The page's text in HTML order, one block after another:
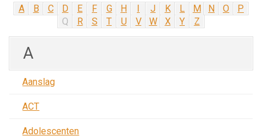
A
B C D E F G H I J K L M N O
P
Q
R S T U V W X Y Z
A
Aanslag
ACT
Adolescenten